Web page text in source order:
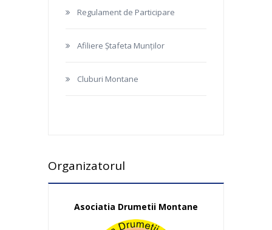
Regulament de Participare
Afiliere Ștafeta Munților
Cluburi Montane
Organizatorul
Asociatia Drumetii Montane